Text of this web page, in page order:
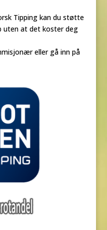
Tipping kan du støtte
uten at det koster deg
eller gå inn på